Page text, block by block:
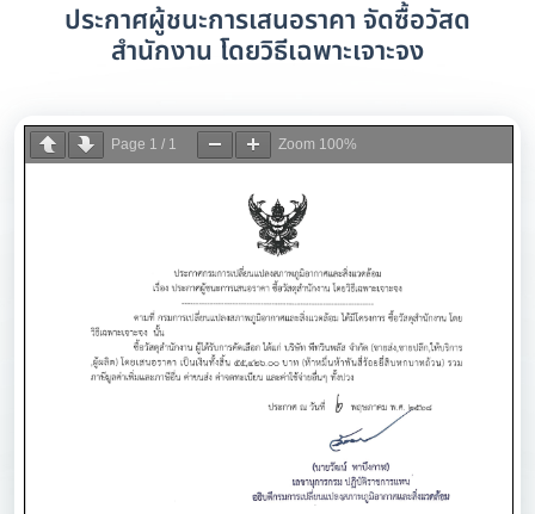
ประกาศผู้ชนะการเสนอราคา จัดซื้อวัสด
สำนักงาน โดยวิธีเฉพาะเจาะจง
Page 1 / 1 Zoom 100%